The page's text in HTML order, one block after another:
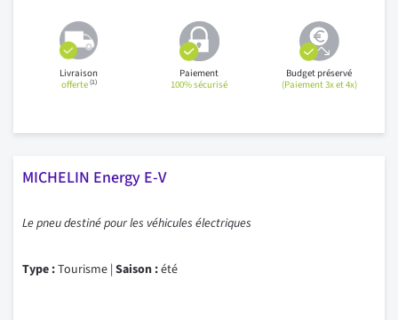
Livraison
offerte(1)
Paiement
100% sécurisé
Budget préservé
(Paiement 3x et 4x)
MICHELIN Energy E-V
Le pneu destiné pour les véhicules électriques
Type :Tourisme | Saison :été